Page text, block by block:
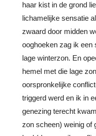
haar kist in de grond
lichamelijke sensatie
zwaard door midden
ooghoeken zag ik een
lage winterzon. En
hemel met die lage
oorspronkelijke
triggerd werd en ik in
genezing terecht
zon scheen) weinig of